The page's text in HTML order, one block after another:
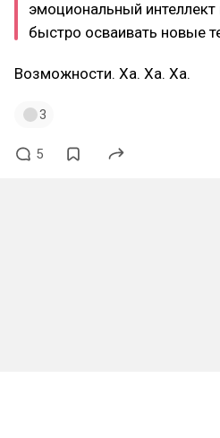
эмоциональный интеллект
быстро осваивать новые
Возможности. Ха. Ха. Ха.
3
5